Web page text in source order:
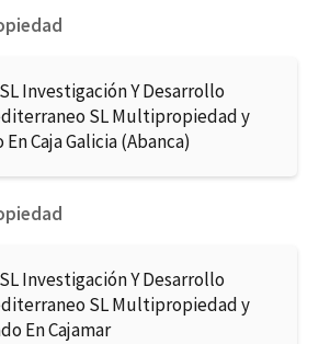
Investigación Y Desarrollo
SL Multipropiedad y
Caja Galicia (Abanca)
Investigación Y Desarrollo
SL Multipropiedad y
En Cajamar